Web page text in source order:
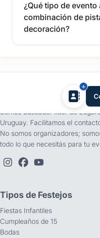
¿Qué tipo de
combinación de
decoración?
tufiesta.com.uy
Somos buscador líder de
Uruguay. Facilitamos el
No somos organizadores;
todo lo que necesitás para tu
Tipos de Festejos
Fiestas Infantiles
Cumpleaños de 15
Bodas